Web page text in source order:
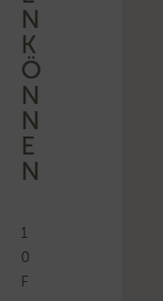
N
K
Ö
N
N
E
N
1
0
F